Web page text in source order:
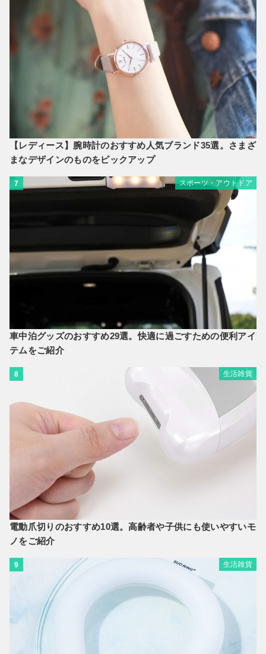
【レディース】腕時計のおすすめ人気ブランド35選。さまざ
まなデザインのものをピックアップ
7 スポーツ・アウトドア
車中泊グッズのおすすめ29選。快適に過ごすための便利アイ
テムをご紹介
8 生活雑貨
電動爪切りのおすすめ10選。高齢者や子供にも使いやすいモ
ノをご紹介
9 生活雑貨